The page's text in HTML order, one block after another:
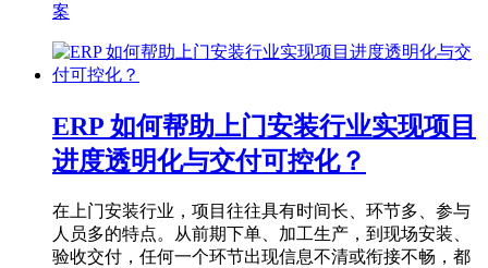
案
ERP 如何帮助上门安装行业实现项目
进度透明化与交付可控化？
在上门安装行业，项目往往具有时间长、环节多、参与
人员多的特点。从前期下单、加工生产，到现场安装、
验收交付，任何一个环节出现信息不清或衔接不畅，都